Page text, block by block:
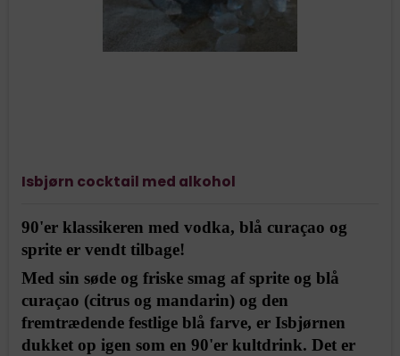
Isbjørn cocktail med alkohol
90'er klassikeren med vodka, blå curaçao og
sprite er vendt tilbage!
Med sin søde og friske smag af sprite og blå
curaçao (citrus og mandarin) og den
fremtrædende festlige blå farve, er Isbjørnen
dukket op igen som en 90'er kultdrink. Det er